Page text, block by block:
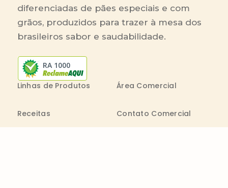
diferenciadas de pães especiais e com
grãos, produzidos para trazer à mesa dos
brasileiros sabor e saudabilidade.
RA 1000
Linhas de Produtos Área Comercial
Receitas Contato Comercial